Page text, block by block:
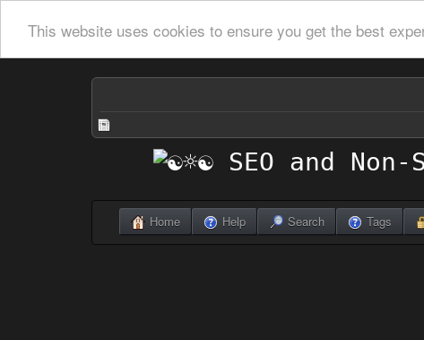
This website uses cookies to ensure you get the best
Home Help Search Tags